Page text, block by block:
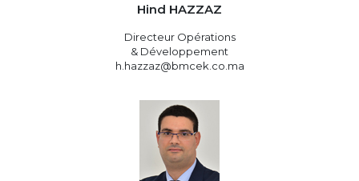
Hind HAZZAZ
Directeur Opérations
& Développement
h.hazzaz@bmcek.co.ma